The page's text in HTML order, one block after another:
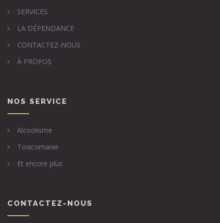
SERVICES
LA DÉPENDANCE
CONTACTEZ-NOUS
À PROPOS
NOS SERVICE
Alcoolisme
Toxicomanie
Et encore plus
CONTACTEZ-NOUS